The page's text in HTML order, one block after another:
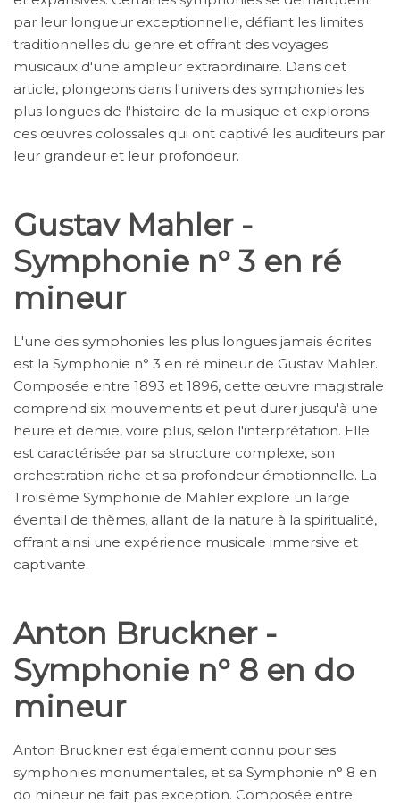
par leur longueur exceptionnelle, défiant les limites
traditionnelles du genre et offrant des voyages
musicaux d'une ampleur extraordinaire. Dans cet
article, plongeons dans l'univers des symphonies les
plus longues de l'histoire de la musique et explorons
ces œuvres colossales qui ont captivé les auditeurs par
leur grandeur et leur profondeur.
Gustav Mahler -
Symphonie n° 3 en ré
mineur
L'une des symphonies les plus longues jamais écrites
est la Symphonie n° 3 en ré mineur de Gustav Mahler.
Composée entre 1893 et 1896, cette œuvre magistrale
comprend six mouvements et peut durer jusqu'à une
heure et demie, voire plus, selon l'interprétation. Elle
est caractérisée par sa structure complexe, son
orchestration riche et sa profondeur émotionnelle. La
Troisième Symphonie de Mahler explore un large
éventail de thèmes, allant de la nature à la spiritualité,
offrant ainsi une expérience musicale immersive et
captivante.
Anton Bruckner -
Symphonie n° 8 en do
mineur
Anton Bruckner est également connu pour ses
symphonies monumentales, et sa Symphonie n° 8 en
do mineur ne fait pas exception. Composée entre